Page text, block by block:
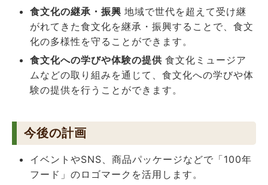
食文化の継承・振興 地域で世代を超えて受け継
がれてきた食文化を継承・振興することで、食文
化の多様性を守ることができます。
食文化への学びや体験の提供 食文化ミュージア
ムなどの取り組みを通じて、食文化への学びや体
験の提供を行うことができます。
今後の計画
イベントやSNS、商品パッケージなどで「100年
フード」のロゴマークを活用します。